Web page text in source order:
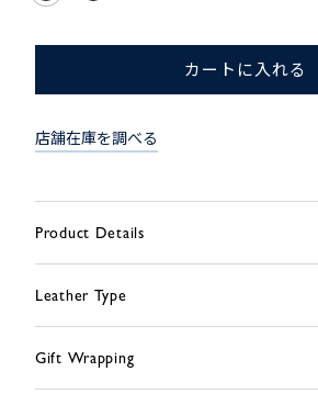
カートに入れる
店舗在庫を調べる
Product Details
Leather Type
Gift Wrapping